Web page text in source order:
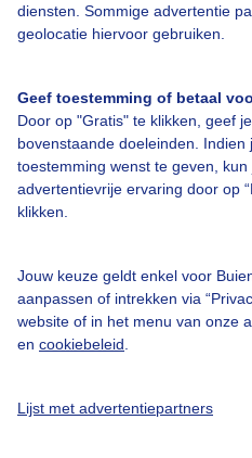
diensten. Sommige advertentie
geolocatie hiervoor gebruiken.
Geef toestemming of betaal
Door op "Gratis" te klikken, geef
bovenstaande doeleinden.
toestemming wenst te geven,
advertentievrije ervaring door op
klikken.
Jouw keuze geldt enkel voor
aanpassen of intrekken via
website of in het menu van onze
en cookiebeleid
Lijst met advertentiepartners
Over Buienradar
Bedrijfsgegevens
Veelgestelde vragen
Contact
Toegankelijkheid
Adverteren
Buienradar Team
Cookie beleid